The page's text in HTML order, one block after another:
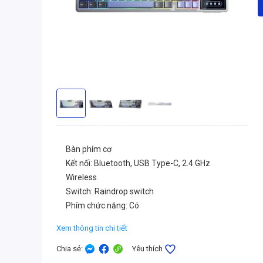
Bàn phím cơ
Kết nối: Bluetooth, USB Type-C, 2.4 GHz
Wireless
Switch: Raindrop switch
Phím chức năng: Có
Xem thông tin chi tiết
Chia sẻ: Yêu thích